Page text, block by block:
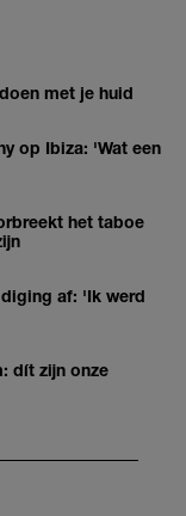
met je huid
op Ibiza: 'Wat een
het taboe
af: 'Ik werd
dít zijn onze